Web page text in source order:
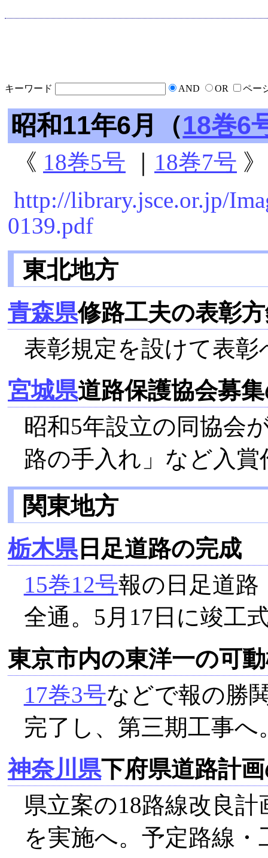
キーワード AND OR ペー
昭和11年6月（18巻6
《 18巻5号 18巻7号 》
http://library.jsce.or.jp/
0139.pdf
東北地方
青森県修路工夫の表彰
表彰規定を設けて表彰
宮城県道路保護協会募
昭和5年設立の同協会
路の手入れ」など入賞
関東地方
栃木県 日足道路の完成
15巻12号報の日足道路
全通。5月17日に竣工
東京市内の東洋一の可
17巻3号などで報の勝
完了し、第三期工事へ
神奈川県下府県道路計
県立案の18路線改良
を実施へ。予定路線